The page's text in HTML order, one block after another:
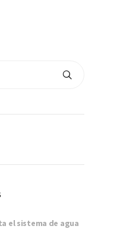
el sistema de agua